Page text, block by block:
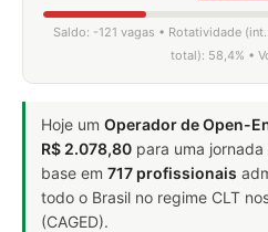
Saldo: -121 vagas • Rotatividade
total): 58,4% •
Hoje um Operador de Open-
R$ 2.078,80 para uma jornada
base em 717 profissionais
todo o Brasil no regime CLT
(CAGED).